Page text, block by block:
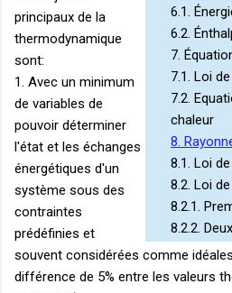
6.1.
6.2.
7.
7.1. Loi
7.2.
chaleur
8.
8.1. Loi
8.2. Loi
8.2.1.
8.2.2.
principaux de la
thermodynamique
sont:
1. Avec un minimum
de variables de
pouvoir déterminer
l'état et les échanges
énergétiques d'un
système sous des
contraintes
prédéfinies et
souvent considérées comme
différence de 5% entre les valeurs